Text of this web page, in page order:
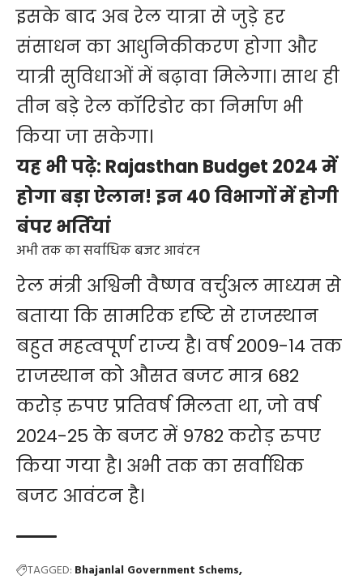
इसके बाद अब रेल यात्रा से जुड़े हर
संसाधन का आधुनिकीकरण होगा और
यात्री सुविधाओं में बढ़ावा मिलेगा। साथ ही
तीन बड़े रेल कॉरिडोर का निर्माण भी
किया जा सकेगा।
यह भी पढ़े: Rajasthan Budget 2024 में
होगा बड़ा ऐलान! इन 40 विभागों में होगी
बंपर भर्तियां
अभी तक का सर्वाधिक बजट आवंटन
रेल मंत्री अश्विनी वैष्णव वर्चुअल माध्यम से
बताया कि सामरिक दृष्टि से राजस्थान
बहुत महत्वपूर्ण राज्य है। वर्ष 2009-14 तक
राजस्थान को औसत बजट मात्र 682
करोड़ रुपए प्रतिवर्ष मिलता था, जो वर्ष
2024-25 के बजट में 9782 करोड़ रुपए
किया गया है। अभी तक का सर्वाधिक
बजट आवंटन है।
TAGGED: Bhajanlal Government Schems